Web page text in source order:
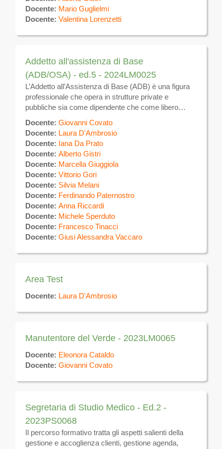
Docente: Mario Guglielmi
Docente: Valentina Lorenzetti
Addetto all'assistenza di Base
(ADB/OSA) - ed.5 - 2024LM0025
L’Addetto all’Assistenza di Base (ADB) è una figura
professionale che opera in strutture private e
pubbliche sia come dipendente che come libero
Docente: Giovanni Covato
Docente: Laura D'Ambrosio
Docente: Iana Da Prato
Docente: Alberto Gistri
Docente: Marcella Giuggiola
Docente: Vittorio Gori
Docente: Silvia Melani
Docente: Ferdinando Paternostro
Docente: Anna Riccardi
Docente: Michele Sperduto
Docente: Francesco Tinacci
Docente: Giusi Alessandra Vaccaro
Area Test
Docente: Laura D'Ambrosio
Manutentore del Verde - 2023LM0065
Docente: Eleonora Cataldo
Docente: Giovanni Covato
Segretaria di Studio Medico - Ed.2 -
2023PS0068
Il percorso formativo tratta gli aspetti salienti della
gestione e accoglienza clienti, gestione agenda,